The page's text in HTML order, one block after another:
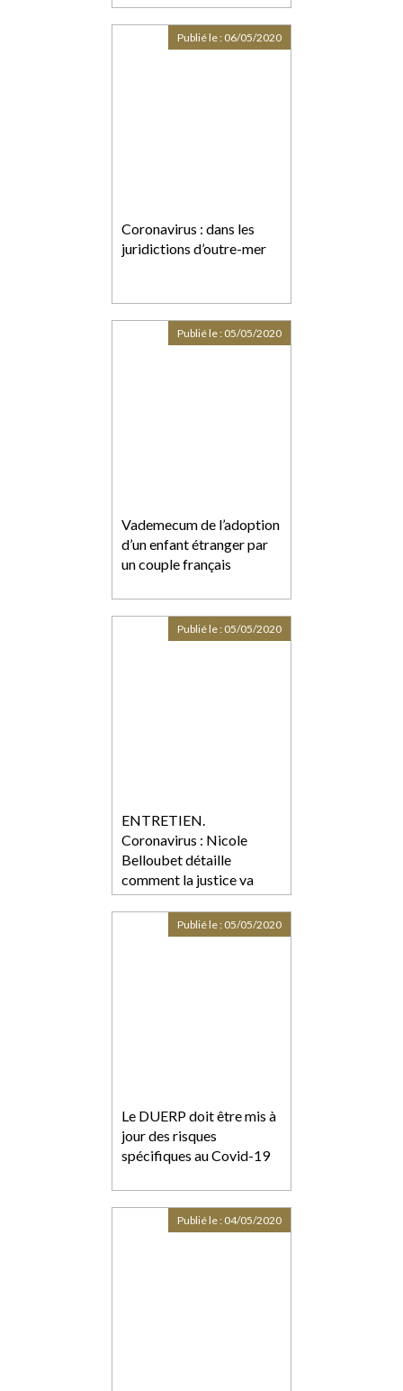
2020
Coronavirus : dans les
juridictions d’outre-mer
Publié le : 06/05/2020
Vademecum de l’adoption
d’un enfant étranger par
un couple français
Publié le : 05/05/2020
ENTRETIEN.
Coronavirus : Nicole
Belloubet détaille
comment la justice va
gérer l’après-confinement
Publié le : 05/05/2020
Le DUERP doit être mis à
jour des risques
spécifiques au Covid-19
Publié le : 05/05/2020
Publié le : 04/05/2020